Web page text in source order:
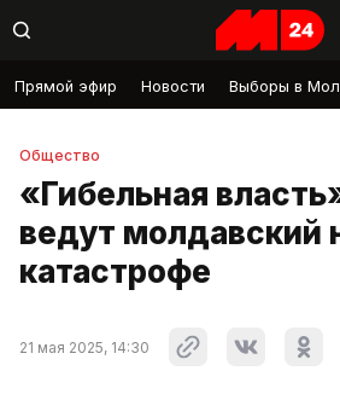
Прямой эфир Новости Выборы в
Общество
«Гибельная
ведут молдавский
катастрофе
21 мая 2025, 14:30